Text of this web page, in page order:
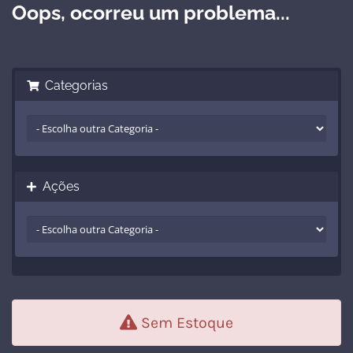
Oops, ocorreu um problema...
Categorias
Ações
Sem Estoque